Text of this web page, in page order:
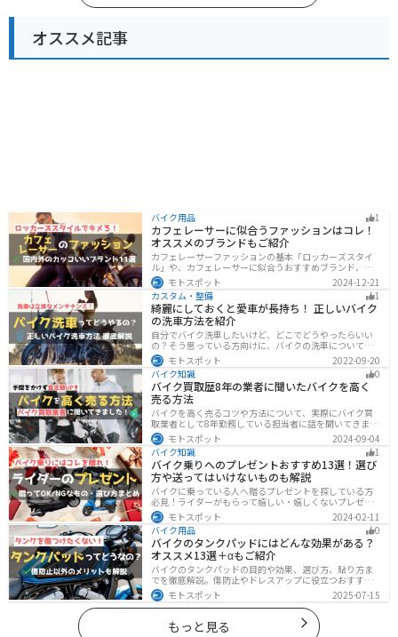
オススメ記事
バイク用品 1
カフェレーサーに似合うファッションはコレ！
オススメのブランドもご紹介
カフェレーサーファッションの基本「ロッカーズスタイ
ル」や、カフェレーサーに似合うおすすめブランド、定
番アイテムを詳しく紹介。個性を引き立てるコーデのコ
ツや季節に合ったアイテム選び、愛車とのマッチング方
法も解説します。
モトスポット
2024-12-21
カスタム・整備
1
綺麗にしておくと愛車が長持ち！ 正しいバイク
の洗車方法を紹介
自分でバイク洗車したいけど、どこでどうやったらいい
の？そう思っている方向けに、バイクの洗車について徹
底的にまとめました。バイク洗車ができる場所から洗車
手順まで全て解説します。正しい洗車方法は身につける
ことでバイクのメンテナンスにもなります。
モトスポット
2022-09-20
バイク知識
0
バイク買取歴8年の業者に聞いたバイクを高く
売る方法
バイクを高く売るコツや方法について、実際にバイク買
取業者として8年勤務している担当者に話を聞いてきまし
た！高く買い取ってもらえるバイクの特徴や業者がどの
くらい利益を上乗せしているかなど、バイクを売ろうと
している人は必見の内容になっています。
モトスポット
2024-09-04
バイク知識
1
バイク乗りへのプレゼントおすすめ13選！選び
方や送ってはいけないものも解説
バイクに乗っている人へ贈るプレゼントを探している方
必見！ライダーがもらって嬉しい・嬉しくないプレゼン
トをまとめました。選び方やオススメのプレゼントも紹
介していますので、プレゼント選びの参考にしてくださ
い。
モトスポット
2024-02-11
バイク用品
0
バイクのタンクパッドにはどんな効果がある？
オススメ13選＋αもご紹介
バイクのタンクパッドの目的や効果、選び方、貼り方ま
でを徹底解説。傷防止やドレスアップに役立つおすすめ
アイテムも紹介。初心者にも分かりやすい内容で、タン
クパッド選びに迷っている方に最適な情報をお届けしま
す。
モトスポット 2025-07-15
もっと見る